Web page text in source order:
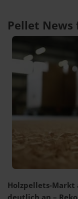
Pellet
Holzpellets-Markt